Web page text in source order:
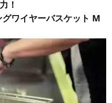
！
ワイヤーバスケット M